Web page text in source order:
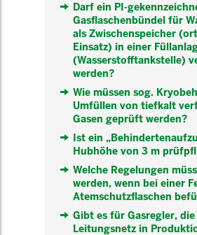
Darf ein PI-
Gasflaschenbündel für
als Zwischenspeicher
Einsatz) in einer
(Wasserstofftankstelle)
werden?
Wie müssen sog.
Umfüllen von tiefkalt
Gasen geprüft werden?
Ist ein
Hubhöhe von 3 m
Welche Regelungen
werden, wenn bei einer
Atemschutzflaschen
Gibt es für Gasregler,
Leitungsnetz in